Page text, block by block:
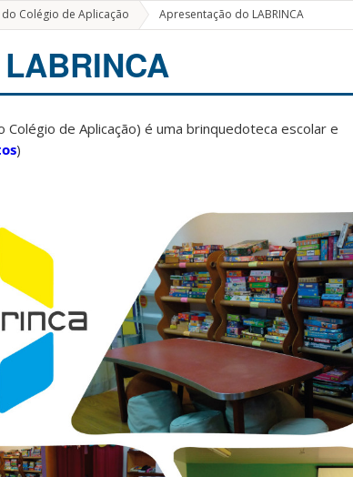
Colégio de Aplicação Apresentação do LABRINCA
de Aplicação) é uma brinquedoteca escolar e
)